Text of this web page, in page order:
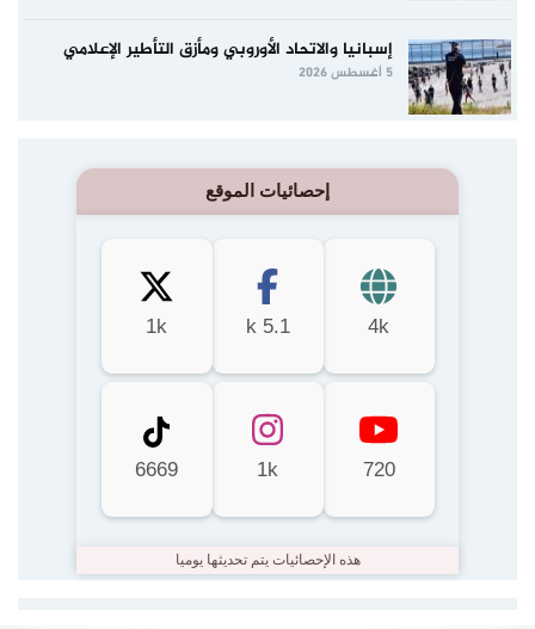
إسبانيا والاتحاد الأوروبي ومأزق التأطير الإعلامي
5 أغسطس 2026
إحصائيات الموقع
4k
5.1 k
1k
720
1k
6669
هذه الإحصائيات يتم تحديثها يوميا